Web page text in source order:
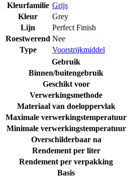
Kleurfamilie Grijs
Kleur
Grey
Lijn
Perfect Finish
Roestwerend Nee
Type
Voorstrijkmiddel
Gebruik
Binnen/buitengebruik
Geschikt voor
Verwerkingsmethode
Materiaal van doeloppervlak
Maximale verwerkingstemperatuur
Minimale verwerkingstemperatuur
Overschilderbaar na
Rendement per liter
Rendement per verpakking
Basis